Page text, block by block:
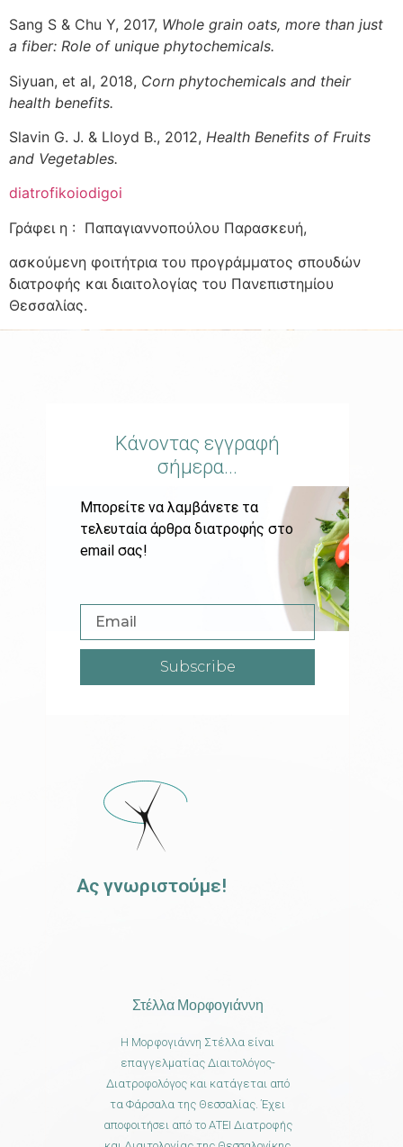
Sang S & Chu Y, 2017, Whole grain oats, more than just
a fiber: Role of unique phytochemicals.
Siyuan, et al, 2018, Corn phytochemicals and their
health benefits.
Slavin G. J. & Lloyd B., 2012, Health Benefits of Fruits
and Vegetables.
diatrofikoiodigoi
Γράφει η : Παπαγιαννοπούλου Παρασκευή,
ασκούμενη φοιτήτρια του προγράμματος σπουδών
διατροφής και διαιτολογίας του Πανεπιστημίου
Θεσσαλίας.
Κάνοντας εγγραφή
σήμερα...
Μπορείτε να λαμβάνετε τα
τελευταία άρθρα διατροφής στο
email σας!
Subscribe
Ας γνωριστούμε!
Στέλλα Μορφογιάννη
Η Μορφογιάννη Στέλλα είναι
επαγγελματίας Διαιτολόγος-
Διατροφολόγος και κατάγεται από
τα Φάρσαλα της Θεσσαλίας. Έχει
αποφοιτήσει από το ΑΤΕΙ Διατροφής